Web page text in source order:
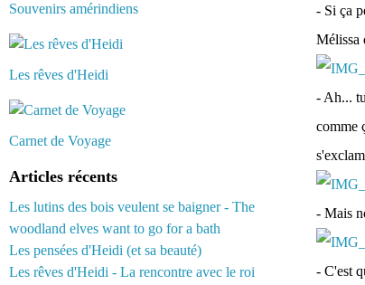
Souvenirs amérindiens
Les rêves d'Heidi
Carnet de Voyage
Articles récents
Les lutins des bois veulent se baigner - The
woodland elves want to go for a bath
Les pensées d'Heidi (et sa beauté)
Les rêves d'Heidi - La rencontre avec le roi
- Si ça
Mélissa
- Ah...
comme
- Mais
- C'est